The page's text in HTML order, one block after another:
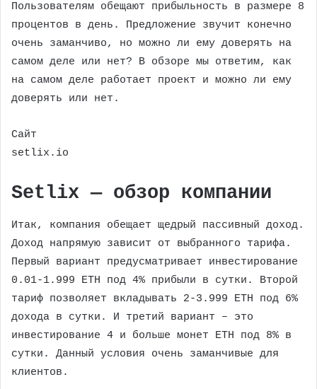
Пользователям обещают прибыльность в размере 8
процентов в день. Предложение звучит конечно
очень заманчиво, но можно ли ему доверять на
самом деле или нет? В обзоре мы ответим, как
на самом деле работает проект и можно ли ему
доверять или нет.
Сайт
setlix.io
Setlix — обзор компании
Итак, компания обещает щедрый пассивный доход.
Доход напрямую зависит от выбранного тарифа.
Первый вариант предусматривает инвестирование
0.01-1.999 ETH под 4% прибыли в сутки. Второй
тариф позволяет вкладывать 2-3.999 ETH под 6%
дохода в сутки. И третий вариант – это
инвестирование 4 и больше монет ETH под 8% в
сутки. Данный условия очень заманчивые для
клиентов.